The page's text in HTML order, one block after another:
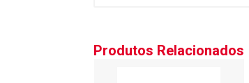
Produtos Relacionados